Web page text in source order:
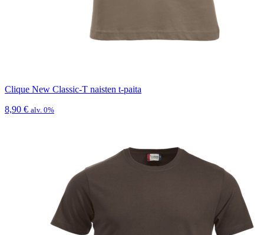
Clique New Classic-T naisten t-paita
8,90 € alv. 0%